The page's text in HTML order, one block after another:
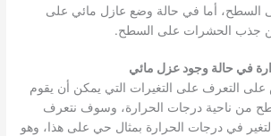
السطح، أما في حالة وضع عازل مائي على
جذب الحشرات على السطح.
في حالة وجود عزل مائي
على التعرف على التغيرات التي يمكن أن يقوم
من ناحية درجات الحرارة، وسوف نتعرف
في درجات الحرارة بمثال حي على هذا، وهو